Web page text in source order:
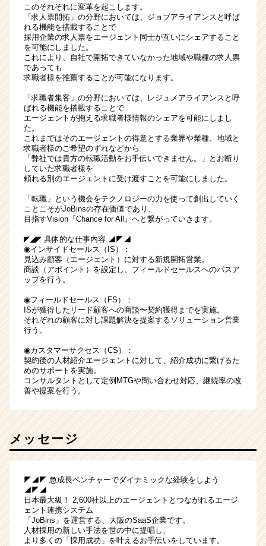
このそれぞれに変革を起こします。
「求人票開拓」の分野においては、ジョブアライアンスと呼ば
れる機能を搭載することで
採用企業の求人票をエージェント同士が互いにシェアすること
を可能にしました。
これにより、自社で開拓できていなかった地域や職種の求人票
であっても
求職者様を推薦することが可能になります。
「求職者集客」の分野においては、レジュメアライアンスと呼
ばれる機能を搭載することで
エージェントが抱える求職者様情報のシェアを可能にしまし
た。
これまではそのエージェントの得意とする業界や業種、地域と
求職者様のご希望のずれなどから
「弊社では貴方の転職活動をお手伝いできません。」とお断り
していた求職者様を
頼れる別のエージェントに受け渡すことを可能にしました。
「転職」という機会をテクノロジーの力を使って創出していく
ことこそがJoBinsの存在価値であり、
目指すVision『Chance for All』へと繋がっていきます。
◤◢◤ 具体的な仕事内容 ◢◤◢
◉インサイドセールス（IS）：
見込み顧客（エージェント）に対する新規開拓営業。
商談（アポイント）を設定し、フィールドセールスへのパスア
ップを行う。
◉フィールドセールス（FS）：
ISが獲得したリード顧客への商談〜契約獲得までを実施。
それぞれの顧客に対し課題解決を提案するソリューション営業
行う。
◉カスタマーサクセス（CS）：
契約後の人材紹介エージェントに対して、紹介成功に繋げるた
めのサポートを実施。
コンサルタントとして定例MTGや問い合わせ対応、継続率の改
善や提案を行う。
メッセージ
◤◢◤ 急成長ベンチャーでダイナミックな経験をしよう
◢◤◢
日本最大級！ 2,600社以上のエージェントとつながれるエージ
ェント連携システム
「JoBins」を運営する、大阪のSaaS企業です。
人材採用の新しい手法を世の中に提唱し、
より多くの「採用成功」を叶えるお手伝いをしています。